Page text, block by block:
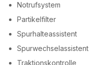
Notrufsystem
Partikelfilter
Spurhalteassistent
Spurwechselassistent
Traktionskontrolle